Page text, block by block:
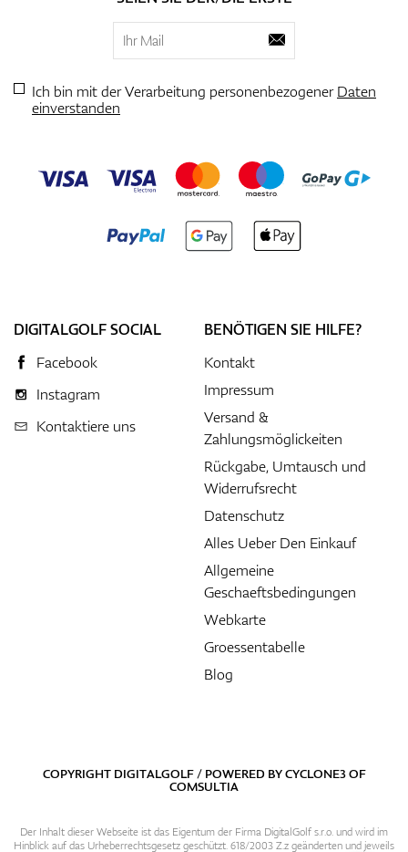
Ich bin mit der Verarbeitung personenbezogenerDaten
einverstanden
DIGITALGOLF SOCIAL
Facebook
Instagram
Kontaktiere uns
BENÖTIGEN SIE HILFE?
Kontakt
Impressum
Versand &
Zahlungsmöglickeiten
Rückgabe, Umtausch und
Widerrufsrecht
Datenschutz
Alles Ueber Den Einkauf
Allgemeine
Geschaeftsbedingungen
Webkarte
Groessentabelle
Blog
COPYRIGHT DIGITALGOLF / POWERED BYCYCLONE3OF
COMSULTIA
Der Inhalt dieser Webseite ist das Eigentum der Firma DigitalGolf s.r.o. und wird im
Hinblick auf das Urheberrechtsgesetz geschützt. 618/2003 Z.z geänderten und jeweils